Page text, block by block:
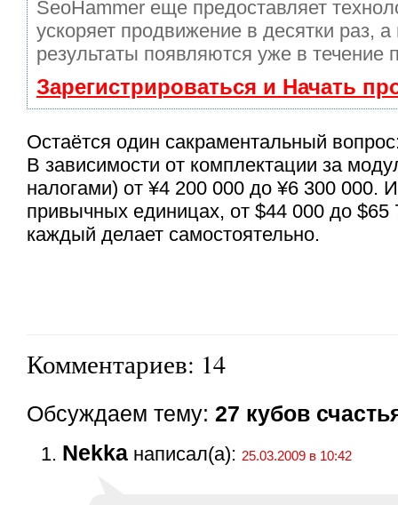
SeoHammer еще предоставляет
ускоряет продвижение в десятки раз,
результаты появляются уже в течение
Зарегистрироваться и Начать
Остаётся один сакраментальный
В зависимости от комплектации за
налогами) от ¥4 200 000 до ¥6 300 000.
привычных единицах, от $44 000 до
каждый делает самостоятельно.
Комментариев: 14
Обсуждаем тему: 27 кубов
Nekka написал(а): 25.03.2009 в 10:42